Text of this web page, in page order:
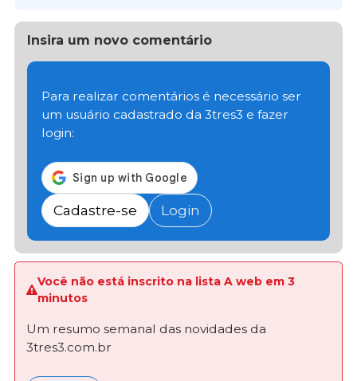
Insira um novo comentário
Para realizar comentários é necessário ser
um usuário cadastrado da 3tres3 e fazer
login:
Cadastre-se Login
Você não está inscrito na lista A web em 3
minutos
Um resumo semanal das novidades da
3tres3.com.br